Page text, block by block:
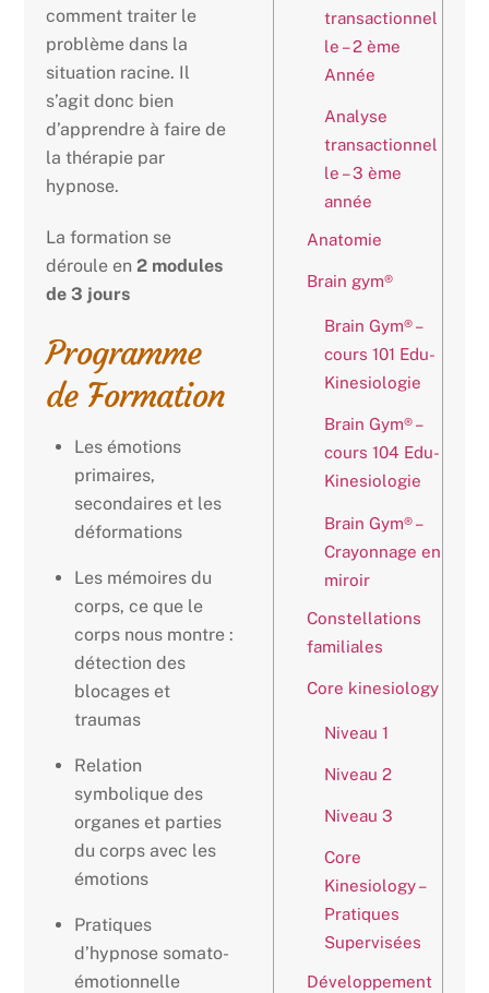
comment traiter le
problème dans la
situation racine. Il
s’agit donc bien
d’apprendre à faire de
la thérapie par
hypnose.
La formation se
déroule en2 modules
de 3 jours
Programme
de Formation
Les émotions
primaires,
secondaires et les
déformations
Les mémoires du
corps, ce que le
corps nous montre :
détection des
blocages et
traumas
Relation
symbolique des
organes et parties
du corps avec les
émotions
Pratiques
d’hypnose somato-
émotionnelle
transactionnel
le – 2 ème
Année
Analyse
transactionnel
le – 3 ème
année
Anatomie
Brain gym®
Brain Gym® –
cours 101 Edu-
Kinesiologie
Brain Gym® –
cours 104 Edu-
Kinesiologie
Brain Gym® –
Crayonnage en
miroir
Constellations
familiales
Core kinesiology
Niveau 1
Niveau 2
Niveau 3
Core
Kinesiology –
Pratiques
Supervisées
Développement